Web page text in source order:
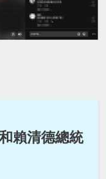
賴清德總統